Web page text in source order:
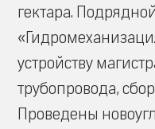
гектара.
устройству
трубопровода,
Проведены